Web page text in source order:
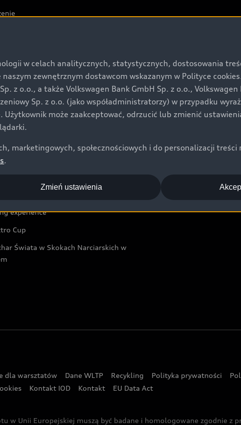
i historie postępu
Festiwal
Sztuki Nowoczesnej w Warszawie
experience
Cup
Świata w Skokach Narciarskich w
dla warsztatów Dane WLTP Recykling Polityka prywatności
Kontakt IOD Kontakt EU Data Act
w Unii Europejskiej muszą być badane i homologowane zgodnie z
w celach analitycznych, statystycznych, dostosowania
zewnętrznym dostawcom wskazanym w Polityce
z o.o., a także Volkswagen Bank GmbH Sp. z o.o., Volkswagen
Sp. z o.o. (jako współadministratorzy) w przypadku
Użytkownik może zaakceptować, odrzucić lub zmienić
marketingowych, społecznościowych i do personalizacji treści
.
Zmień ustawienia